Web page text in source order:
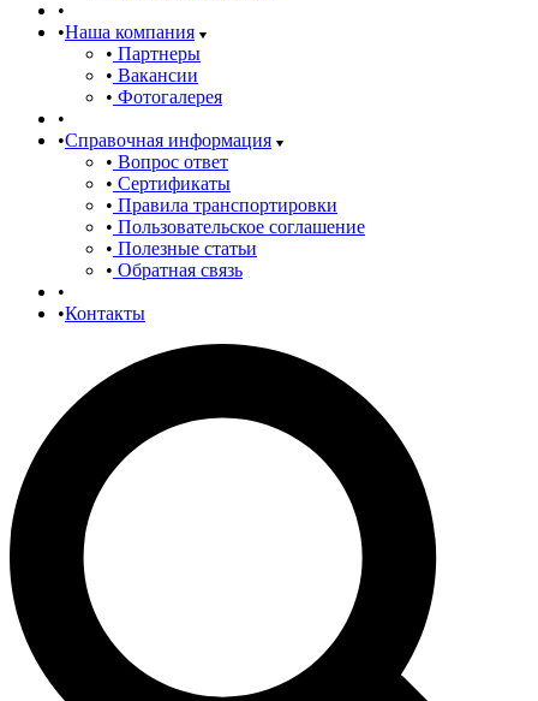
Наша компания
Партнеры
Вакансии
Фотогалерея
Справочная информация
Вопрос ответ
Сертификаты
Правила транспортировки
Пользовательское соглашение
Полезные статьи
Обратная связь
Контакты